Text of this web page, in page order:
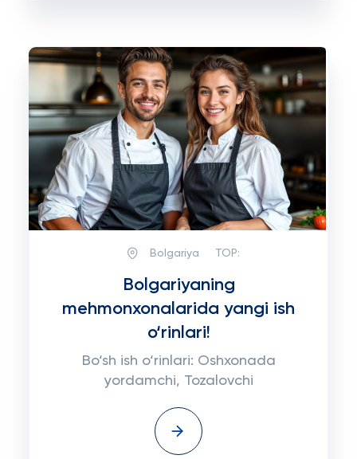
Bolgariya TOP:
Bolgariyaning
mehmonxonalarida yangi ish
o‘rinlari!
Bo‘sh ish o‘rinlari: Oshxonada
yordamchi, Tozalovchi